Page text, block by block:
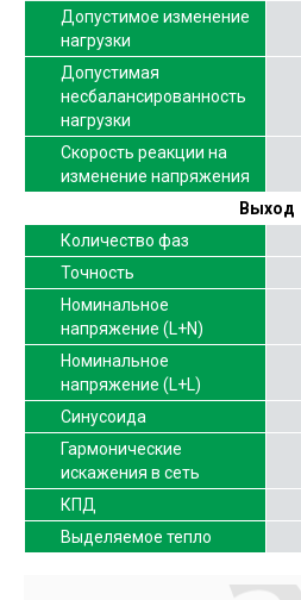
Допустимое изменение
нагрузки
Допустимая
несбалансированность
нагрузки
Скорость реакции на
изменение напряжения
Выход
Количество фаз
Точность
Номинальное
напряжение (L+N)
Номинальное
напряжение (L+L)
Синусоида
Гармонические
искажения в сеть
КПД
Выделяемое тепло